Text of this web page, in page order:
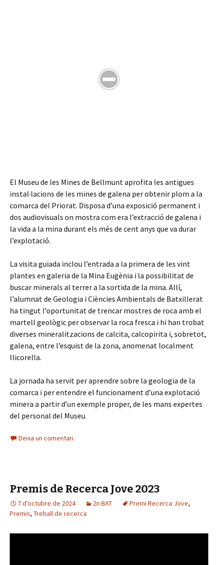
El Museu de les Mines de Bellmunt aprofita les antigues
instal·lacions de les mines de galena per obtenir plom a la
comarca del Priorat. Disposa d’una exposició permanent i
dos audiovisuals on mostra com era l’extracció de galena i
la vida a la mina durant els més de cent anys que va durar
l’explotació.
La visita guiada inclou l’entrada a la primera de les vint
plantes en galeria de la Mina Eugènia i la possibilitat de
buscar minerals al terrer a la sortida de la mina. Allí,
l’alumnat de Geologia i Ciències Ambientals de Batxillerat
ha tingut l’oportunitat de trencar mostres de roca amb el
martell geològic per observar la roca fresca i hi han trobat
diverses mineralitzacions de calcita, calcopirita i, sobretot,
galena, entre l’esquist de la zona, anomenat localment
llicorella.
La jornada ha servit per aprendre sobre la geologia de la
comarca i per entendre el funcionament d’una explotació
minera a partir d’un exemple proper, de les mans expertes
del personal del Museu.
Deixa un comentari
Premis de Recerca Jove 2023
7 d'octubre de 2024 2n BAT Premi Recerca Jove,
Premis, Treball de recerca